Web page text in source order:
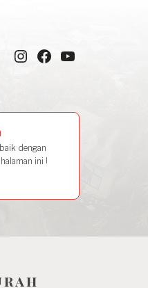
Instagram
FacebookYouTube
dengan
ini !